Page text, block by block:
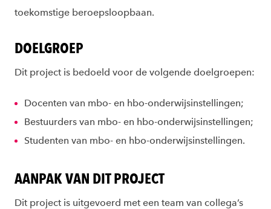
toekomstige beroepsloopbaan.
DOELGROEP
Dit project is bedoeld voor de volgende doelgroepen:
Docenten van mbo- en hbo-onderwijsinstellingen;
Bestuurders van mbo- en hbo-onderwijsinstellingen;
Studenten van mbo- en hbo-onderwijsinstellingen.
AANPAK VAN DIT PROJECT
Dit project is uitgevoerd met een team van collega’s